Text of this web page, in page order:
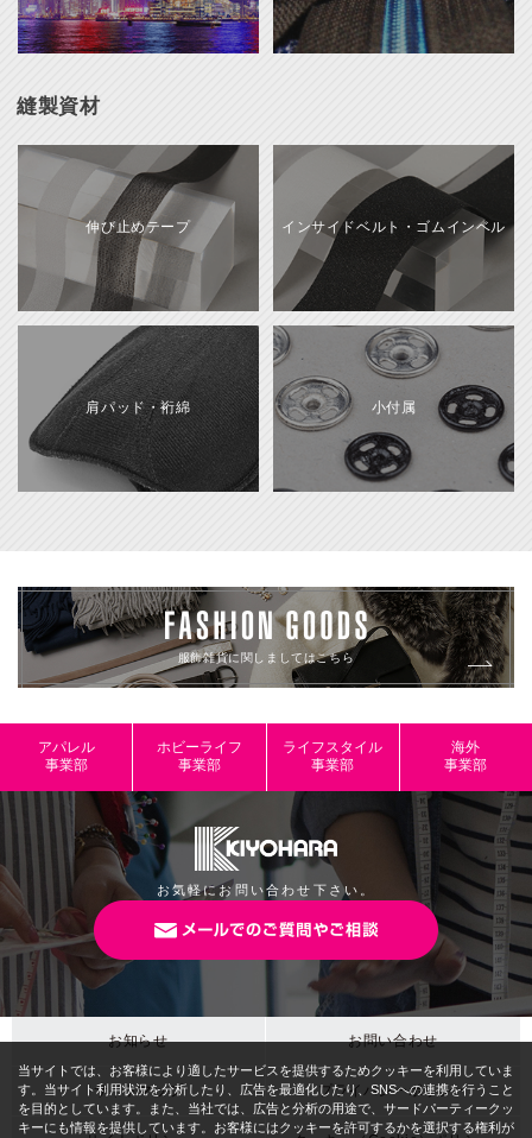
縫製資材
伸び止めテープ インサイドベルト・ゴムインベル
肩パッド・裄綿 小付属
服飾雑貨に関しましてはこちら
アパレル
事業部
ホビーライフ
事業部
ライフスタイル
事業部
海外
事業部
お気軽にお問い合わせ下さい。
お知らせ お問い合わせ
サイトマップ プライバシーポリシー